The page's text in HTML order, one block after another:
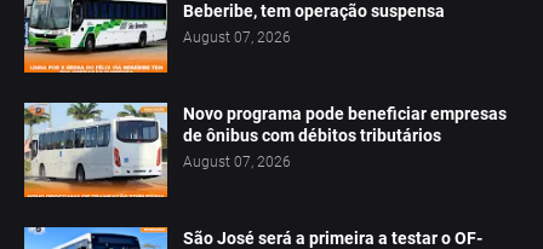
Beberibe, tem operação suspensa
August 07, 2026
Novo programa pode beneficiar empresas
de ônibus com débitos tributários
August 07, 2026
São José será a primeira a testar o OF-